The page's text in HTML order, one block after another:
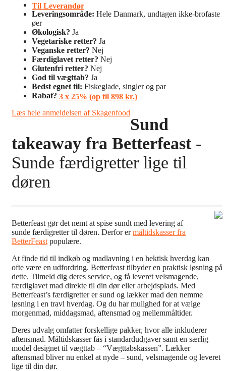
Til Leverandør
Leveringsområde: Hele Danmark, undtagen ikke-brofaste
øer
Økologisk? Ja
Vegetariske retter? Ja
Veganske retter? Nej
Færdiglavet retter? Nej
Glutenfri retter? Nej
God til vægttab? Ja
Bedst egnet til: Fiskeglade, singler og par
Rabat? 3 x 25% (op til 898 kr.)
Læs hele anmeldelsen af Skagenfood
Sund
takeaway fra Betterfeast -
Sunde færdigretter lige til
døren
Betterfeast gør det nemt at spise sundt med levering af
sunde færdigretter til døren. Derfor ermåltidskasser fra
BetterFeast populære.
At finde tid til indkøb og madlavning i en hektisk hverdag kan
ofte være en udfordring. Betterfeast tilbyder en praktisk løsning på
dette. Tilmeld dig deres service, og få leveret velsmagende,
færdiglavet mad direkte til din dør eller arbejdsplads. Med
Betterfeast’s færdigretter er sund og lækker mad den nemme
løsning i en travl hverdag. Og du har mulighed for at vælge
morgenmad, middagsmad, aftensmad og mellemmåltider.
Deres udvalg omfatter forskellige pakker, hvor alle inkluderer
aftensmad. Måltidskasser fås i standardudgaver samt en særlig
model designet til vægttab – “Vægttabskassen”. Lækker
aftensmad bliver nu enkel at nyde – sund, velsmagende og leveret
lige til din dør.